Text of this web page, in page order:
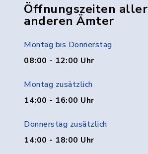
Öffnungszeiten aller
anderen Ämter
Montag bis Donnerstag
08:00 - 12:00 Uhr
Montag zusätzlich
14:00 - 16:00 Uhr
Donnerstag zusätzlich
14:00 - 18:00 Uhr